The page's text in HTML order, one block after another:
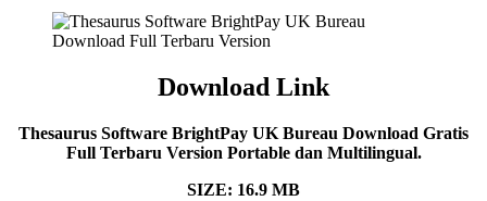
Download Link
Thesaurus Software BrightPay UK Bureau Download Gratis
Full Terbaru Version Portable dan Multilingual.
SIZE: 16.9 MB